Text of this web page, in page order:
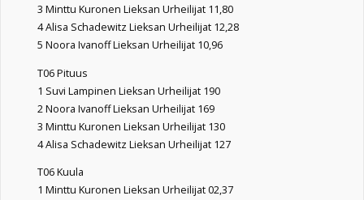
3 Minttu Kuronen Lieksan Urheilijat 11,80
4 Alisa Schadewitz Lieksan Urheilijat 12,28
5 Noora Ivanoff Lieksan Urheilijat 10,96
T06 Pituus
1 Suvi Lampinen Lieksan Urheilijat 190
2 Noora Ivanoff Lieksan Urheilijat 169
3 Minttu Kuronen Lieksan Urheilijat 130
4 Alisa Schadewitz Lieksan Urheilijat 127
T06 Kuula
1 Minttu Kuronen Lieksan Urheilijat 02,37